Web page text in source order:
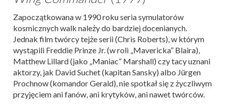
Zapoczątkowana w 1990 roku seria symulatorów
kosmicznych walk należy do bardziej docenianych.
Jednak film twórcy tejże serii (Chris Roberts), w którym
wystąpili Freddie Prinze Jr. (w roli „Mavericka” Blaira),
Matthew Lillard (jako „Maniac” Marshall) czy tacy uznani
aktorzy, jak David Suchet (kapitan Sansky) albo Jürgen
Prochnow (komandor Gerald), nie spotkał się z życzliwym
przyjęciem ani fanów, ani krytyków, ani nawet twórców.